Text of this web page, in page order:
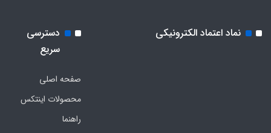
نماد اعتماد الکترونیکی
دسترسی
سریع
صفحه اصلی
محصولات اینتکس
راهنما